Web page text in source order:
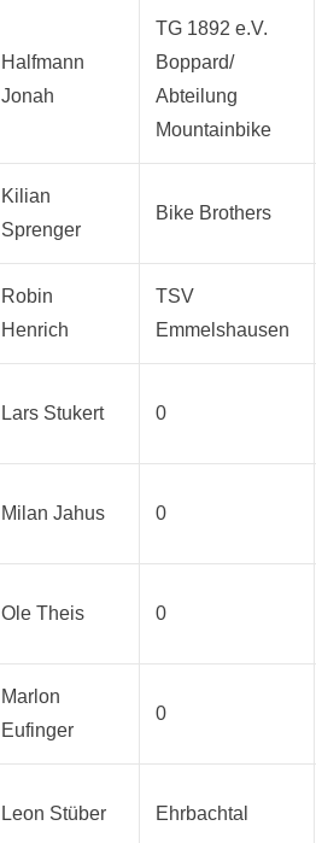
Halfmann
Jonah
TG 1892 e.V.
Boppard/
Abteilung
Mountainbike
Kilian
Sprenger
Bike Brothers
Robin
Henrich
TSV
Emmelshausen
Lars Stukert 0
Milan Jahus 0
Ole Theis 0
Marlon
Eufinger
0
Leon Stüber Ehrbachtal